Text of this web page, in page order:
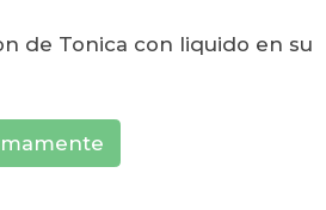
de Tonica con liquido en su